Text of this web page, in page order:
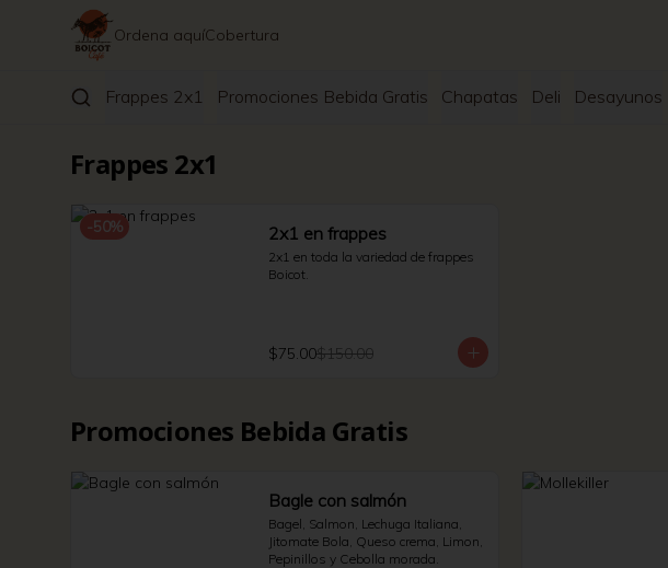
Ordena aquíCobertura
Frappes 2x1 Promociones Bebida Gratis Chapatas Deli Desayunos
Frappes 2x1
-50% 2x1 en frappes
2x1 en toda la variedad de frappes
Boicot.
$75.00$150.00
Promociones Bebida Gratis
Bagle con salmón
Bagel, Salmon, Lechuga Italiana,
Jitomate Bola, Queso crema, Limon,
Pepinillos y Cebolla morada.